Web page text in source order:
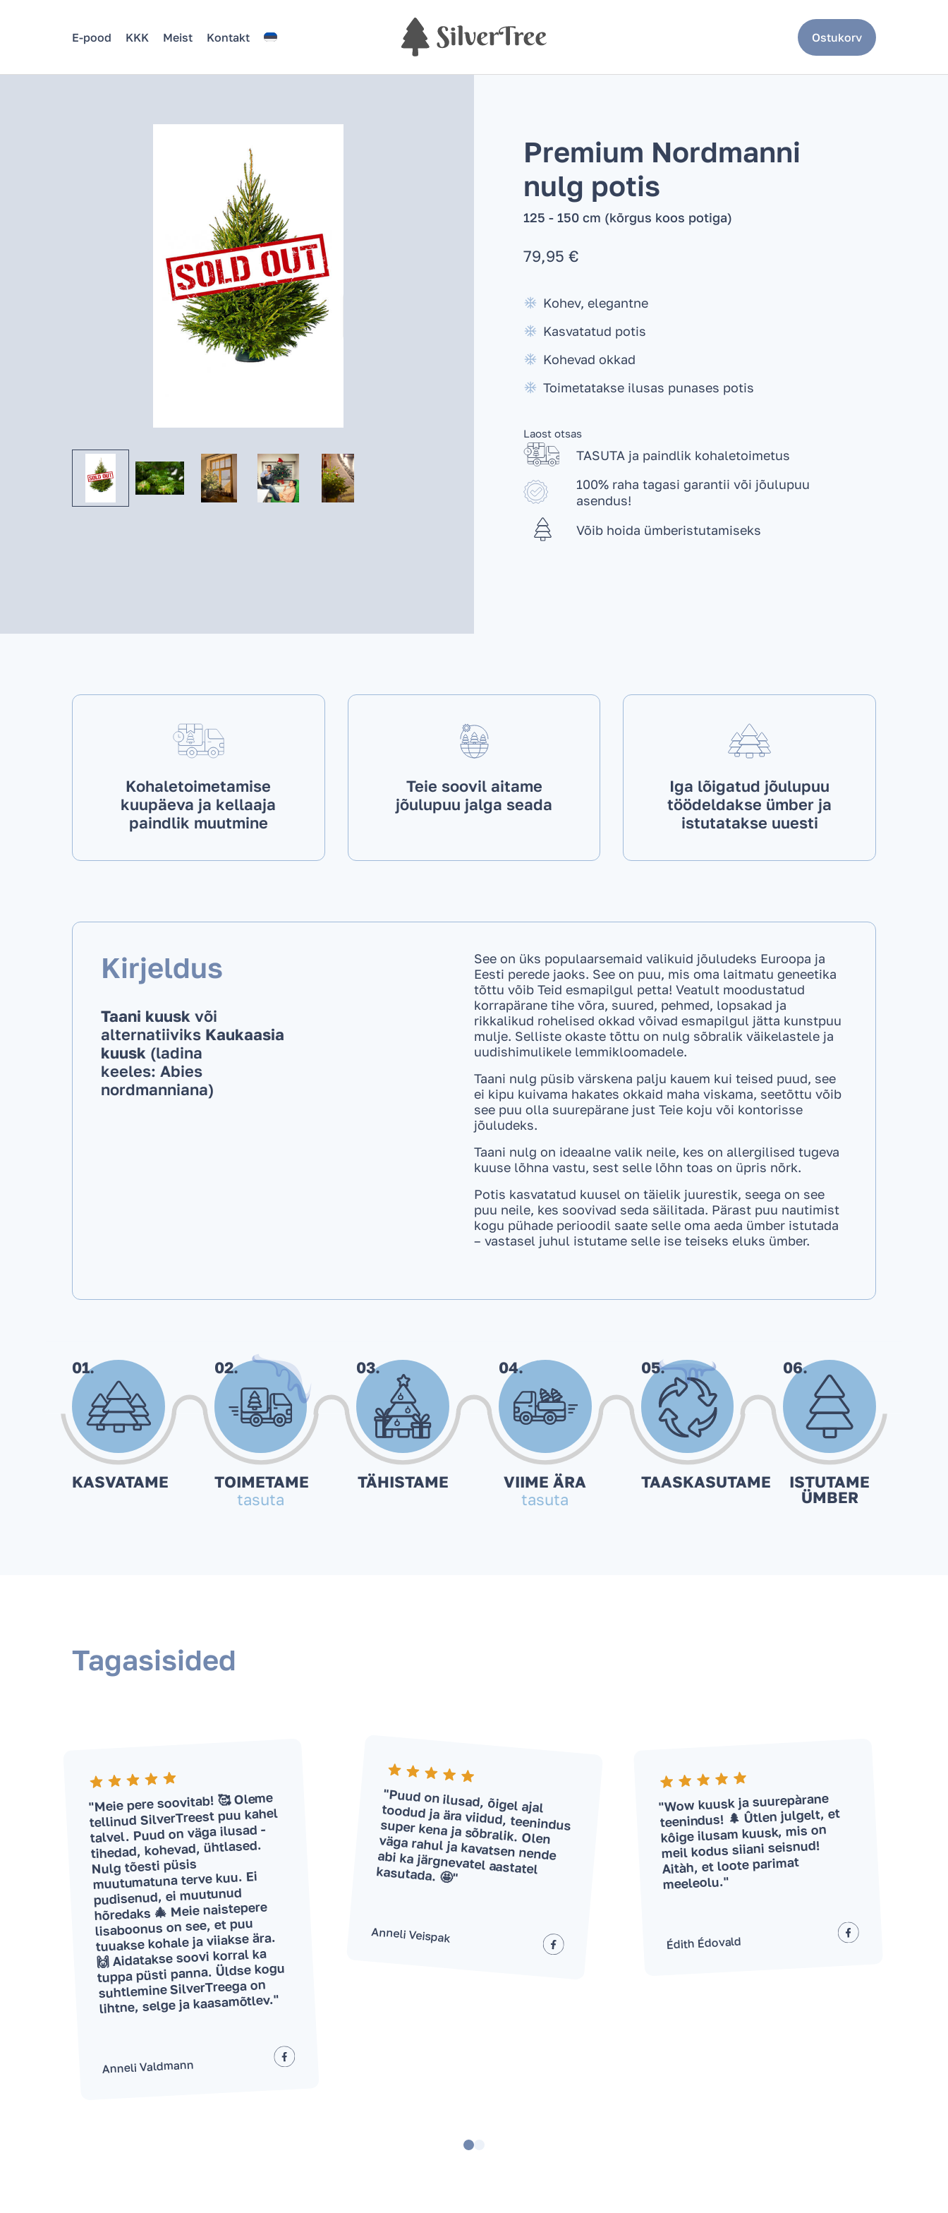
E-pood KKK Meist Kontakt Ostukorv
Premium Nordmanni
nulg potis
125 - 150 cm (kõrgus koos potiga)
79,95 €
Kohev, elegantne
Kasvatatud potis
Kohevad okkad
Toimetatakse ilusas punases potis
Laost otsas
TASUTA ja paindlik kohaletoimetus
100% raha tagasi garantii või jõulupuu
asendus!
Võib hoida ümberistutamiseks
Kohaletoimetamise
kuupäeva ja kellaaja
paindlik muutmine
Teie soovil aitame
jõulupuu jalga seada
Iga lõigatud jõulupuu
töödeldakse ümber ja
istutatakse uuesti
Kirjeldus
Taani kuusk või
alternatiiviks Kaukaasia
kuusk (ladina
keeles: Abies
nordmanniana)
See on üks populaarsemaid valikuid jõuludeks Euroopa ja
Eesti perede jaoks. See on puu, mis oma laitmatu geneetika
tõttu võib Teid esmapilgul petta! Veatult moodustatud
korrapärane tihe võra, suured, pehmed, lopsakad ja
rikkalikud rohelised okkad võivad esmapilgul jätta kunstpuu
mulje. Selliste okaste tõttu on nulg sõbralik väikelastele ja
uudishimulikele lemmikloomadele.
Taani nulg püsib värskena palju kauem kui teised puud, see
ei kipu kuivama hakates okkaid maha viskama, seetõttu võib
see puu olla suurepärane just Teie koju või kontorisse
jõuludeks.
Taani nulg on ideaalne valik neile, kes on allergilised tugeva
kuuse lõhna vastu, sest selle lõhn toas on üpris nõrk.
Potis kasvatatud kuusel on täielik juurestik, seega on see
puu neile, kes soovivad seda säilitada. Pärast puu nautimist
kogu pühade perioodil saate selle oma aeda ümber istutada
– vastasel juhul istutame selle ise teiseks eluks ümber.
01.
KASVATAME
02.
TOIMETAME
tasuta
03.
TÄHISTAME
04.
VIIME ÄRA
tasuta
05.
TAASKASUTAME
06.
ISTUTAME
ÜMBER
Tagasisided
"Meie pere soovitab! 🥰 Oleme
tellinud SilverTreest puu kahel
talvel. Puud on väga ilusad -
tihedad, kohevad, ühtlased.
Nulg tõesti püsis
muutumatuna terve kuu. Ei
pudisenud, ei muutunud
hõredaks 🎄 Meie naistepere
lisaboonus on see, et puu
tuuakse kohale ja viiakse ära.
🙌 Aidatakse soovi korral ka
tuppa püsti panna. Üldse kogu
suhtlemine SilverTreega on
lihtne, selge ja kaasamõtlev."
Anneli Valdmann
"Puud on ilusad, õigel ajal
toodud ja ära viidud, teenindus super kena ja sõbralik. Olen väga rahul ja kavatsen nende abi ka järgnevatel aastatel
kasutada. 🤩"
Anneli Veispak
"Wow kuusk ja suurepàrane
teenindus! 🌲 Ûtlen julgelt, et
kôige ilusam kuusk, mis on
meil kodus siiani seisnud!
Aitàh, et loote parimat
meeleolu."
Édith Édovald